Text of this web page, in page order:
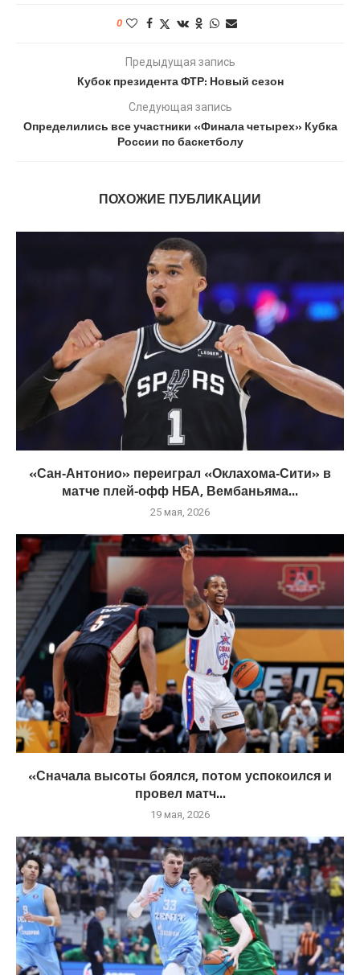
0
Предыдущая запись
Кубок президента ФТР: Новый сезон
Следующая запись
Определились все участники «Финала четырех» Кубка
России по баскетболу
ПОХОЖИЕ ПУБЛИКАЦИИ
«Сан‑Антонио» переиграл «Оклахома‑Сити» в
матче плей‑офф НБА, Вембаньяма...
25 мая, 2026
«Сначала высоты боялся, потом успокоился и
провел матч...
19 мая, 2026